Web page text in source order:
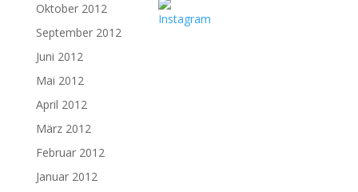
Oktober 2012
September 2012
Juni 2012
Mai 2012
April 2012
März 2012
Februar 2012
Januar 2012